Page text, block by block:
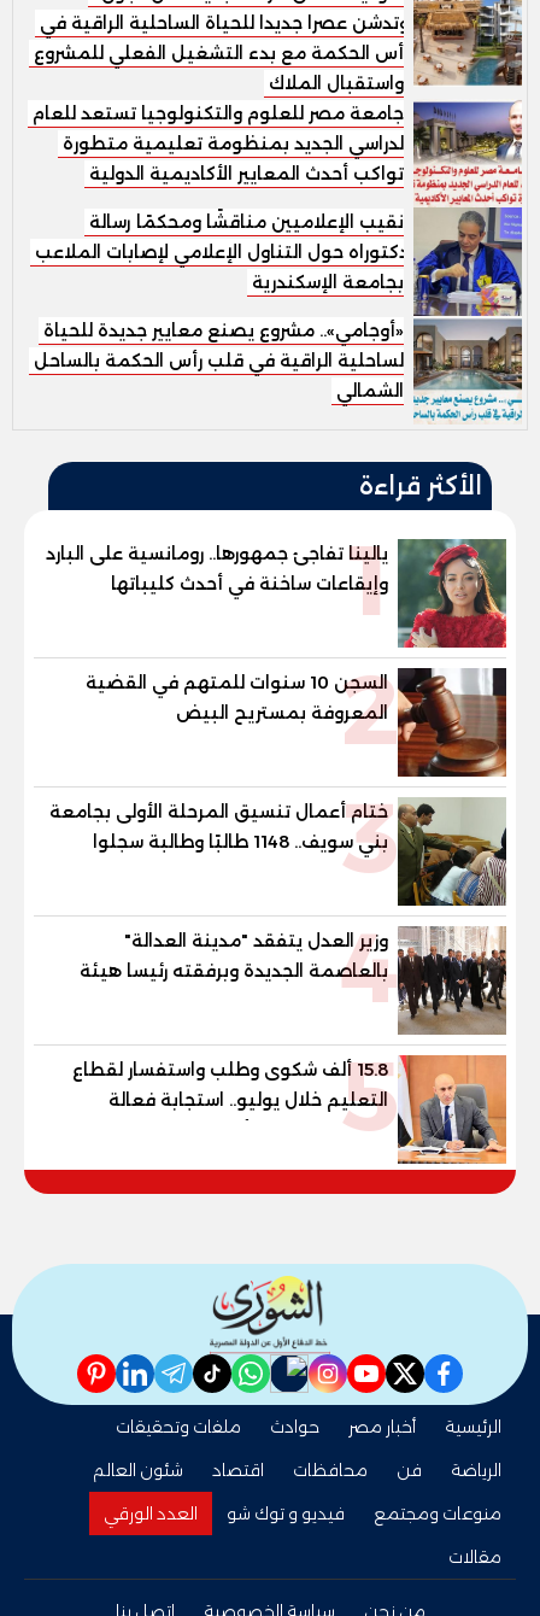
وتدشن عصرا جديدا للحياة الساحلية الراقية في
رأس الحكمة مع بدء التشغيل الفعلي للمشروع
واستقبال الملاك
جامعة مصر للعلوم والتكنولوجيا تستعد للعام
الدراسي الجديد بمنظومة تعليمية متطورة
تواكب أحدث المعايير الأكاديمية الدولية
نقيب الإعلاميين مناقشًا ومحكمًا رسالة
دكتوراه حول التناول الإعلامي لإصابات الملاعب
بجامعة الإسكندرية
«أوجامي».. مشروع يصنع معايير جديدة للحياة
الساحلية الراقية في قلب رأس الحكمة بالساحل
الشمالي
الأكثر قراءة
1
يالينا تفاجئ جمهورها.. رومانسية على البارد
وإيقاعات ساخنة في أحدث كليباتها
2
السجن 10 سنوات للمتهم في القضية
المعروفة بمستريح البيض
3
ختام أعمال تنسيق المرحلة الأولى بجامعة
بني سويف.. 1148 طالبًا وطالبة سجلوا
رغباتهم
4
وزير العدل يتفقد "مدينة العدالة"
بالعاصمة الجديدة وبرفقته رئيسا هيئة
قضايا الدولة وهيئة النيابة الإدارية
515.8 ألف شكوى وطلب واستفسار لقطاع
التعليم خلال يوليو.. استجابة فعالة
لشكاوى الطلاب وأولياء الأمور
facebook
twitter
youtube
instagram
nabd
whatsapp
tiktok
telegram
linkedin
pinterest
الرئيسية أخبار مصر حوادث
ملفات وتحقيقات
الرياضة
فن محافظات اقتصاد
شئون العالم
منوعات ومجتمع
فيديو و توك شو
العدد الورقي
مقالات
من نحن سياسة الخصوصية اتصل بنا